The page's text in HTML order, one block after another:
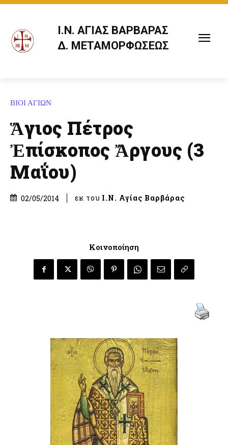
Ι.Ν. ΑΓΙΑΣ ΒΑΡΒΑΡΑΣ
Δ. ΜΕΤΑΜΟΡΦΩΣΕΩΣ
ΒΙΟΙ ΑΓΙΩΝ
Ἅγιος Πέτρος
Ἐπίσκοπος Ἄργους (3
Μαΐου)
02/05/2014 εκ του Ι.Ν. Αγίας Βαρβάρας
Κοινοποίηση